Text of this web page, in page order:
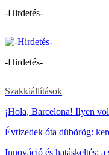
-Hirdetés-
-Hirdetés-
Szakkiállítások
¡Hola, Barcelona! Ilyen
Évtizedek óta dübörög:
Innováció és hatáskeltés: